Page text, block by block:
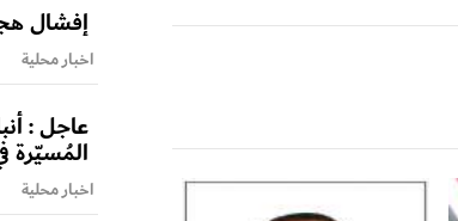
إفشال
اخبار محلية
عاجل :
المُسيّرة
اخبار محلية